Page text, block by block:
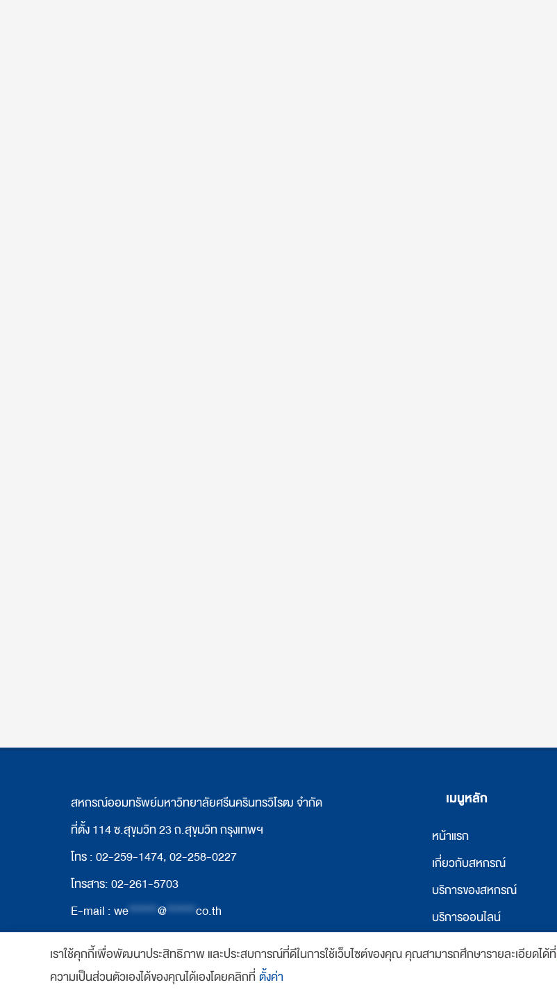
สหกรณ์ออมทรัพย์มหาวิทยาลัยศรีนครินทรวิโรฒ จำกัด
ที่ตั้ง 114 ซ.สุขุมวิท 23 ถ.สุขุมวิท กรุงเทพฯ
โทร : 02-259-1474, 02-258-0227
โทรสาร: 02-261-5703
E-mail :we*******@*******co.th
Copyright 2018 www.swutcc.co.th Powered byบ้านเว็บไซต์
เมนูหลัก
หน้าแรก
เกี่ยวกับสหกรณ์
บริการของสหกรณ์
บริการออนไลน์
ข่าวสารและกิจกรรม
เราใช้คุกกี้เพื่อพัฒนาประสิทธิภาพ และประสบการณ์ที่ดีในการใช้เว็บไซต์ของคุณ คุณสามารถศึกษารายละเอียดได้ที่
ความเป็นส่วนตัวเองได้ของคุณได้เองโดยคลิกที่ ตั้งค่า